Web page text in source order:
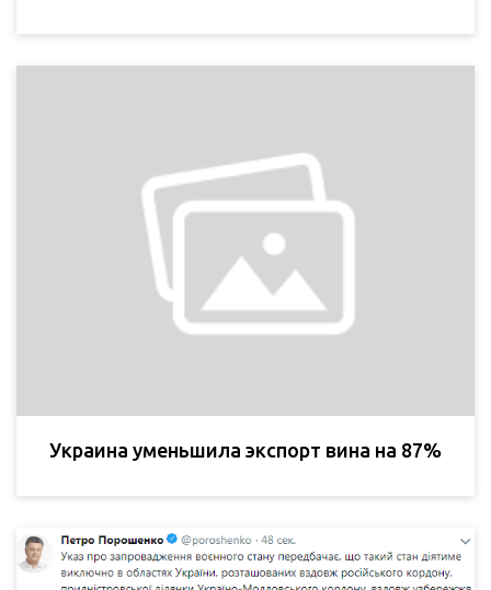
Украина уменьшила экспорт вина на 87%